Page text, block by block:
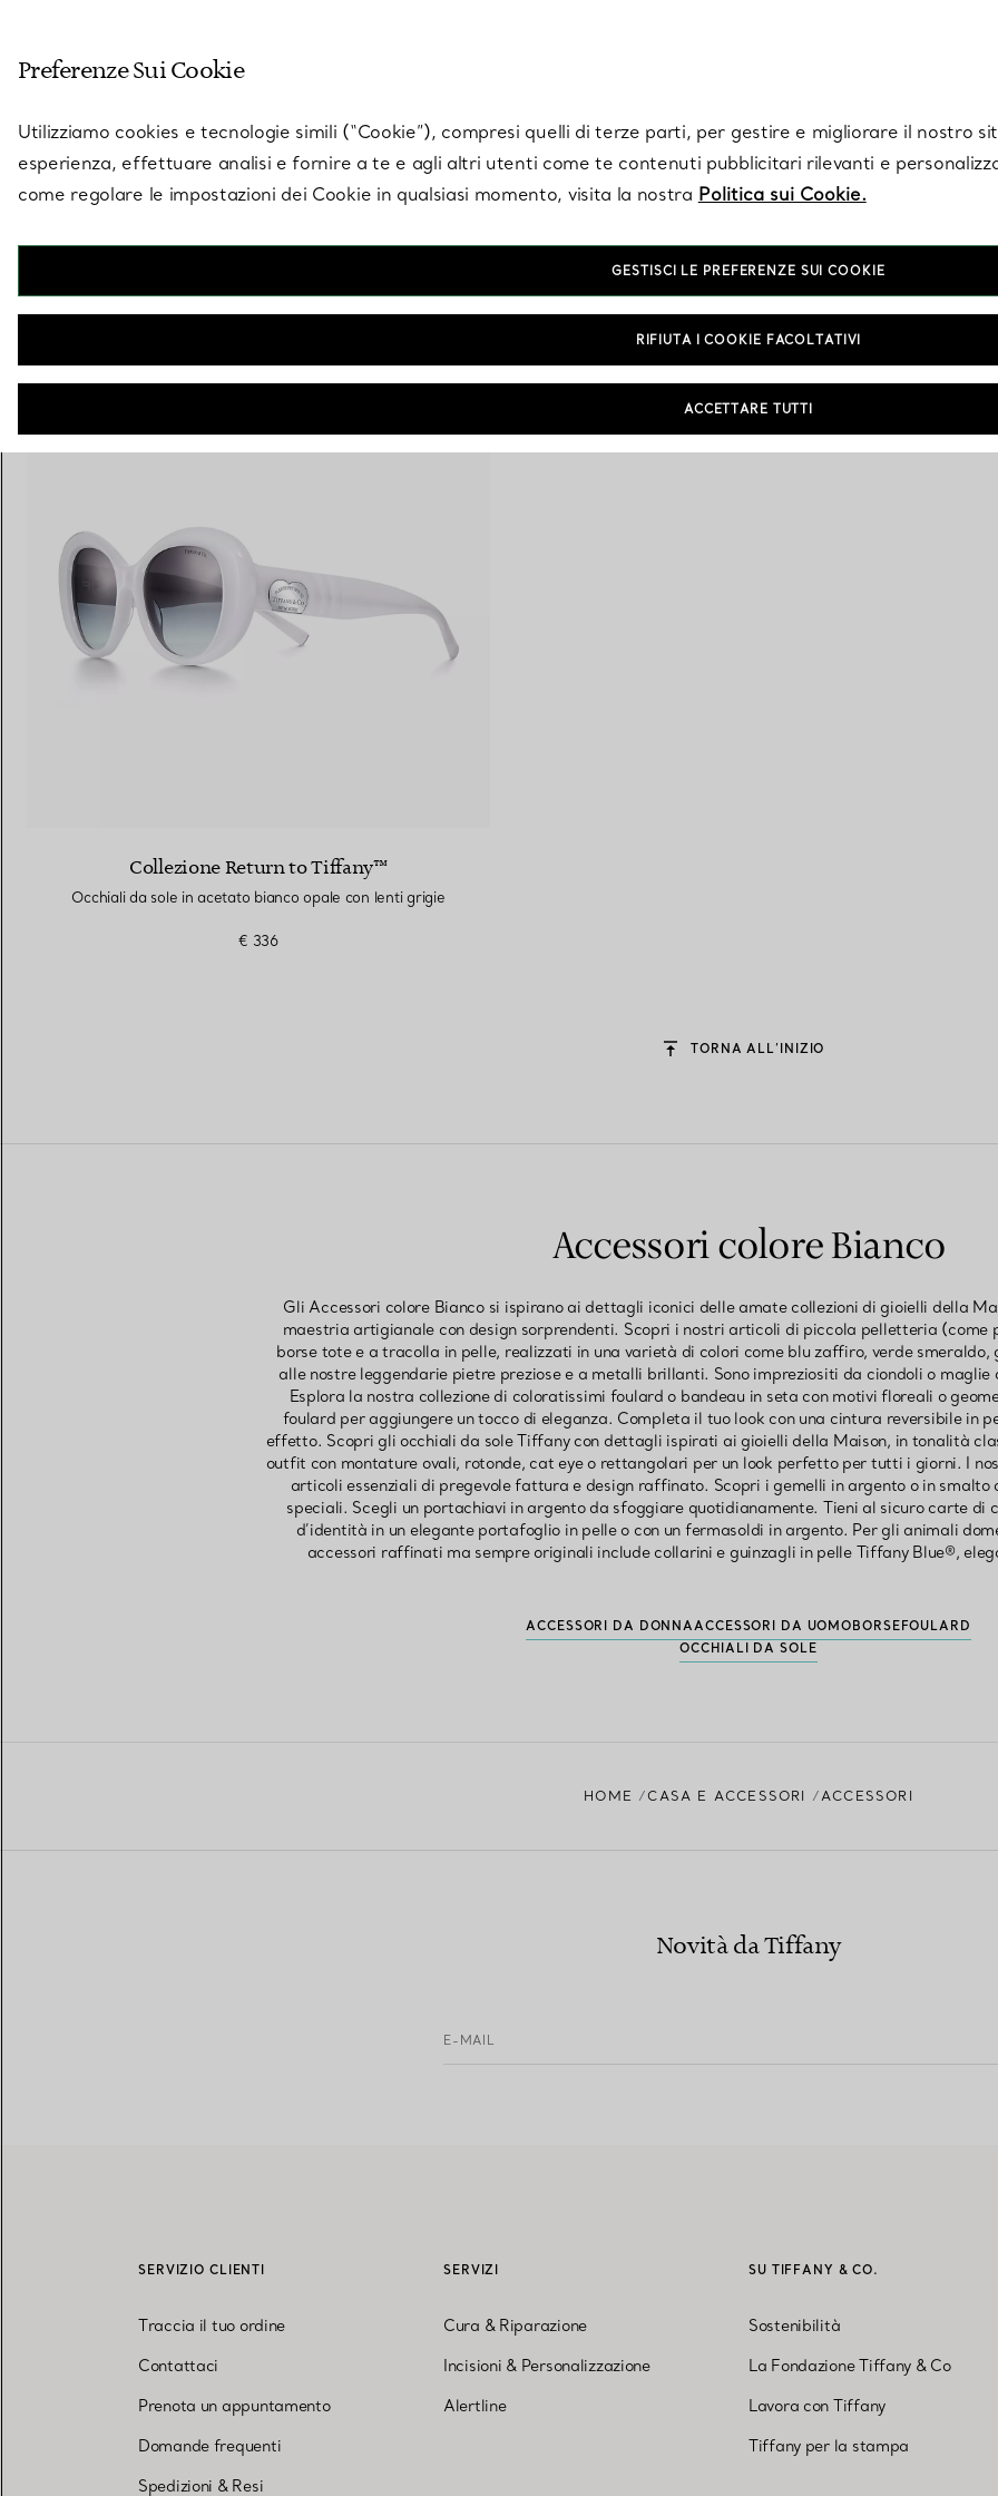
Fedi per Lei
1 PRODOTTO Accessori colore Bianco
Collezione Return to Tiffany™
Occhiali da sole in acetato bianco opale con lenti grigie
€ 336
TORNA ALL’INIZIO
Accessori colore Bianco
Gli Accessori colore Bianco si ispirano ai dettagli iconici delle amate collezioni di gioielli della
maestria artigianale con design sorprendenti. Scopri i nostri articoli di piccola pelletteria (come
borse tote e a tracolla in pelle, realizzati in una varietà di colori come blu zaffiro, verde
alle nostre leggendarie pietre preziose e a metalli brillanti. Sono impreziositi da ciondoli o maglie
Esplora la nostra collezione di coloratissimi foulard o bandeau in seta con motivi floreali o
foulard per aggiungere un tocco di eleganza. Completa il tuo look con una cintura reversibile in
effetto. Scopri gli occhiali da sole Tiffany con dettagli ispirati ai gioielli della Maison, in tonalità
outfit con montature ovali, rotonde, cat eye o rettangolari per un look perfetto per tutti i giorni. I
articoli essenziali di pregevole fattura e design raffinato. Scopri i gemelli in argento o in smalto
speciali. Scegli un portachiavi in argento da sfoggiare quotidianamente. Tieni al sicuro carte di
d’identità in un elegante portafoglio in pelle o con un fermasoldi in argento. Per gli animali
accessori raffinati ma sempre originali include collarini e guinzagli in pelle Tiffany Blue®,
ACCESSORI DA DONNAACCESSORI DA UOMO BORSE FOULARD
OCCHIALI DA SOLE
HOME CASA E ACCESSORI ACCESSORI
Novità da Tiffany
E-MAIL
SERVIZIO CLIENTI
Traccia il tuo ordine
Contattaci
Prenota un appuntamento
Domande frequenti
Spedizioni & Resi
SERVIZI
Cura & Riparazione
Incisioni & Personalizzazione
Alertline
SU TIFFANY & CO.
Sostenibilità
La Fondazione Tiffany & Co
Lavora con Tiffany
Tiffany per la stampa
Preferenze Sui Cookie
Utilizziamo cookies e tecnologie simili (“Cookie”), compresi quelli di terze parti, per gestire e migliorare il nostro
esperienza, effettuare analisi e fornire a te e agli altri utenti come te contenuti pubblicitari rilevanti e
come regolare le impostazioni dei Cookie in qualsiasi momento, visita la nostra Politica sui Cookie.
GESTISCI LE PREFERENZE SUI COOKIE
RIFIUTA I COOKIE FACOLTATIVI
ACCETTARE TUTTI